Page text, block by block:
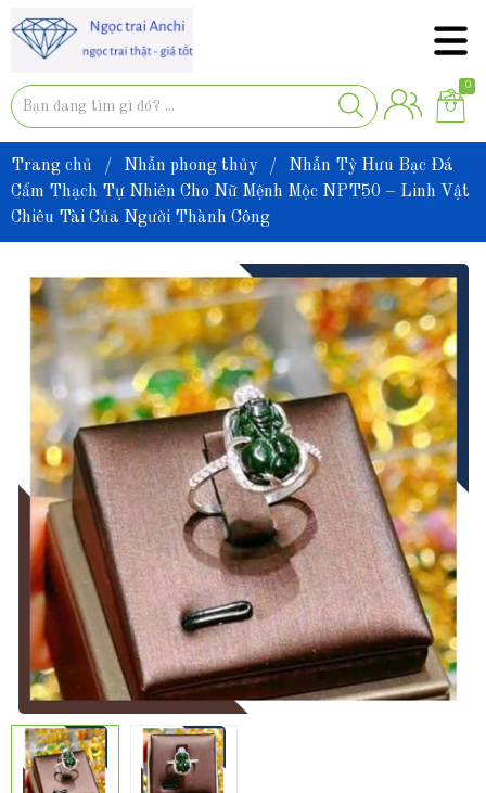
0
Trang chủ / Nhẫn phong thủy /
Nhẫn Tỳ Hưu Bạc Đá
Cẩm Thạch Tự Nhiên Cho Nữ Mệnh Mộc NPT50 – Linh Vật
Chiêu Tài Của Người Thành Công